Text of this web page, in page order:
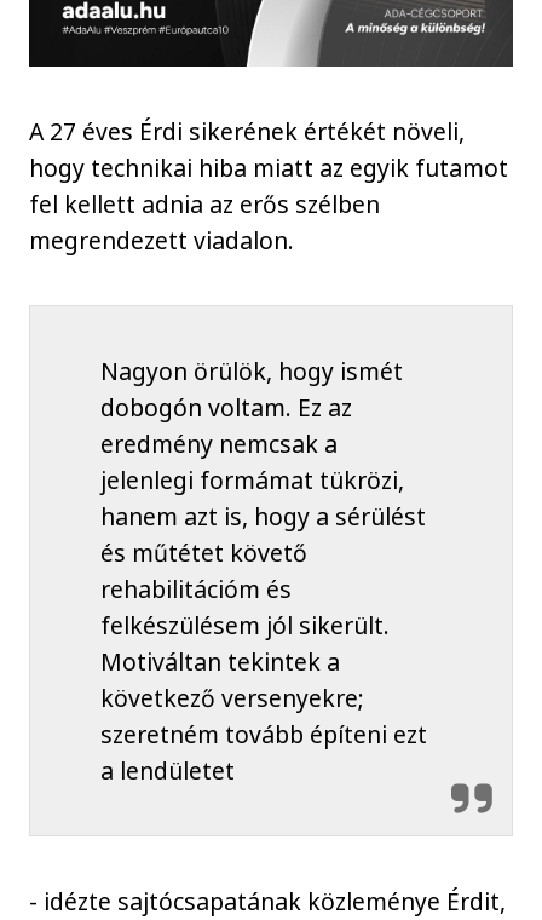
A 27 éves Érdi sikerének értékét növeli,
hogy technikai hiba miatt az egyik futamot
fel kellett adnia az erős szélben
megrendezett viadalon.
Nagyon örülök, hogy ismét
dobogón voltam. Ez az
eredmény nemcsak a
jelenlegi formámat tükrözi,
hanem azt is, hogy a sérülést
és műtétet követő
rehabilitációm és
felkészülésem jól sikerült.
Motiváltan tekintek a
következő versenyekre;
szeretném tovább építeni ezt
a lendületet
- idézte sajtócsapatának közleménye Érdit,